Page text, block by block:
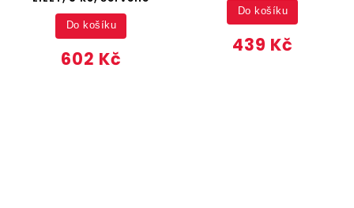
602 Kč
Do košíku
439 Kč
Do košíku